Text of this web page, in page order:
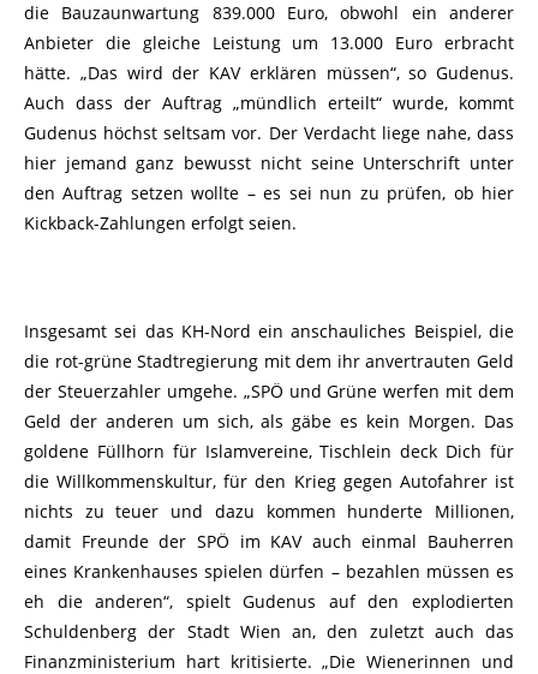
die Bauzaunwartung 839.000 Euro, obwohl ein anderer
Anbieter die gleiche Leistung um 13.000 Euro erbracht
hätte. „Das wird der KAV erklären müssen“, so Gudenus.
Auch dass der Auftrag „mündlich erteilt“ wurde, kommt
Gudenus höchst seltsam vor. Der Verdacht liege nahe, dass
hier jemand ganz bewusst nicht seine Unterschrift unter
den Auftrag setzen wollte – es sei nun zu prüfen, ob hier
Kickback-Zahlungen erfolgt seien.
Insgesamt sei das KH-Nord ein anschauliches Beispiel, die
die rot-grüne Stadtregierung mit dem ihr anvertrauten Geld
der Steuerzahler umgehe. „SPÖ und Grüne werfen mit dem
Geld der anderen um sich, als gäbe es kein Morgen. Das
goldene Füllhorn für Islamvereine, Tischlein deck Dich für
die Willkommenskultur, für den Krieg gegen Autofahrer ist
nichts zu teuer und dazu kommen hunderte Millionen,
damit Freunde der SPÖ im KAV auch einmal Bauherren
eines Krankenhauses spielen dürfen – bezahlen müssen es
eh die anderen“, spielt Gudenus auf den explodierten
Schuldenberg der Stadt Wien an, den zuletzt auch das
Finanzministerium hart kritisierte. „Die Wienerinnen und